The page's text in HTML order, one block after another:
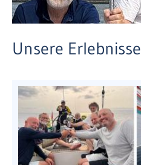
Unsere Erlebnisse